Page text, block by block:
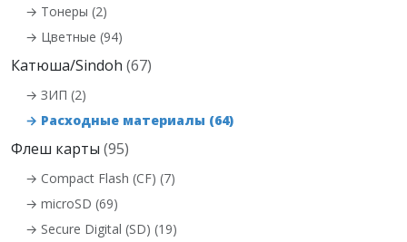
→ Тонеры (2)
→ Цветные (94)
Катюша/Sindoh (67)
→ ЗИП (2)
→ Расходные материалы (64)
Флеш карты (95)
→ Compact Flash (CF) (7)
→ microSD (69)
→ Secure Digital (SD) (19)